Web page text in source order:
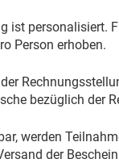
ist personalisiert.
Person erhoben.
bezüglich der
werden
der